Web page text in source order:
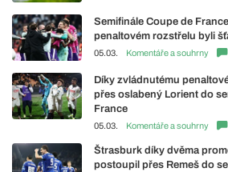
Semifinále Coupe de
penaltovém rozstřelu byli
05.03. Komentáře a souhrny
Díky zvládnutému
přes oslabený Lorient do
France
05.03. Komentáře a souhrny
Štrasburk díky dvěma
postoupil přes Remeš do